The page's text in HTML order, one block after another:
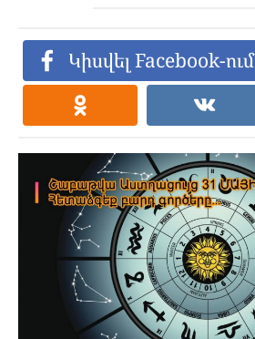
Կիսվել Facebook-ում